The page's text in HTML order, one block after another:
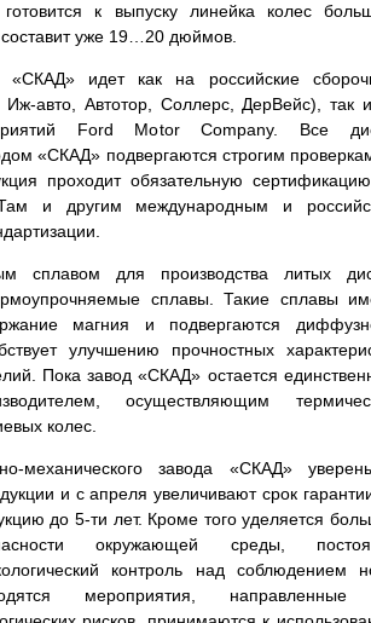
к выпуску линейка колес
уже 19…20 дюймов.
«СКАД» идет как на российские
Иж-авто, Автотор, Соллерс, ДерВейс), так
Ford Motor Company. Все
«СКАД» подвергаются строгим
проходит обязательную
и другим международным и
сплавом для производства литых
сплавы. Такие сплавы
магния и подвергаются
улучшению прочностных
Пока завод «СКАД» остается
осуществляющим
колес.
механического завода «СКАД»
и с апреля увеличивают срок
до 5-ти лет. Кроме того уделяется
окружающей среды,
контроль над соблюдением
мероприятия,